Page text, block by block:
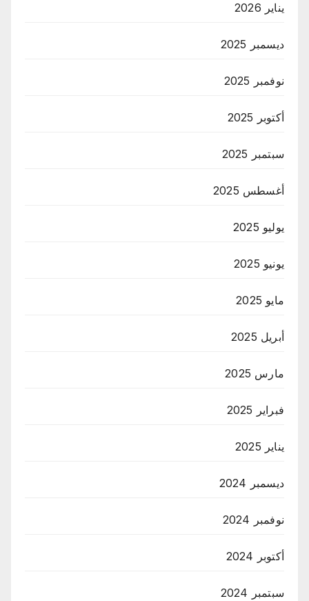
يناير 2026
ديسمبر 2025
نوفمبر 2025
أكتوبر 2025
سبتمبر 2025
أغسطس 2025
يوليو 2025
يونيو 2025
مايو 2025
أبريل 2025
مارس 2025
فبراير 2025
يناير 2025
ديسمبر 2024
نوفمبر 2024
أكتوبر 2024
سبتمبر 2024